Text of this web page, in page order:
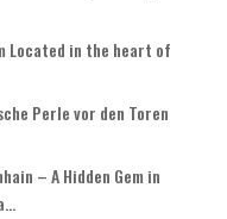
Located in the heart of
Perle vor den Toren
– A Hidden Gem in